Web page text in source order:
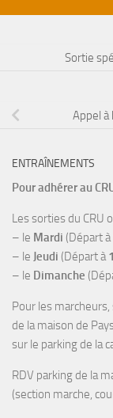
Sortie
Appel à
ENTRAÎNEMENTS
Pour adhérer au
Les sorties du CRU
– le Mardi (Départ à
– le Jeudi (Départ à
– le Dimanche
Pour les marcheurs,
de la maison de
sur le parking de la
RDV parking de la
(section marche,